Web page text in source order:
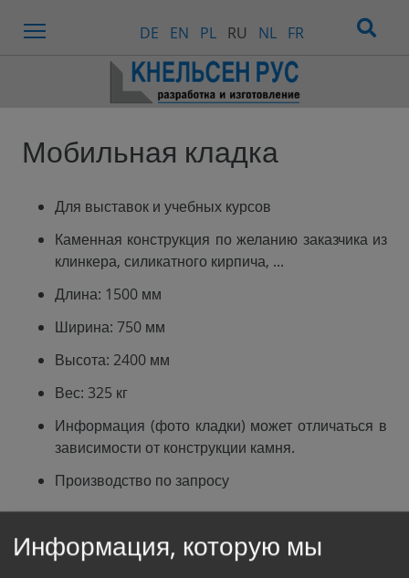
DE EN PL RU NL FR
Мобильная кладка
Для выставок и учебных курсов
Каменная конструкция по желанию заказчика из
клинкера, силикатного кирпича, ...
Длина: 1500 мм
Ширина: 750 мм
Высота: 2400 мм
Вес: 325 кг
Информация (фото кладки) может отличаться в
зависимости от конструкции камня.
Производство по запросу
Информация, которую мы